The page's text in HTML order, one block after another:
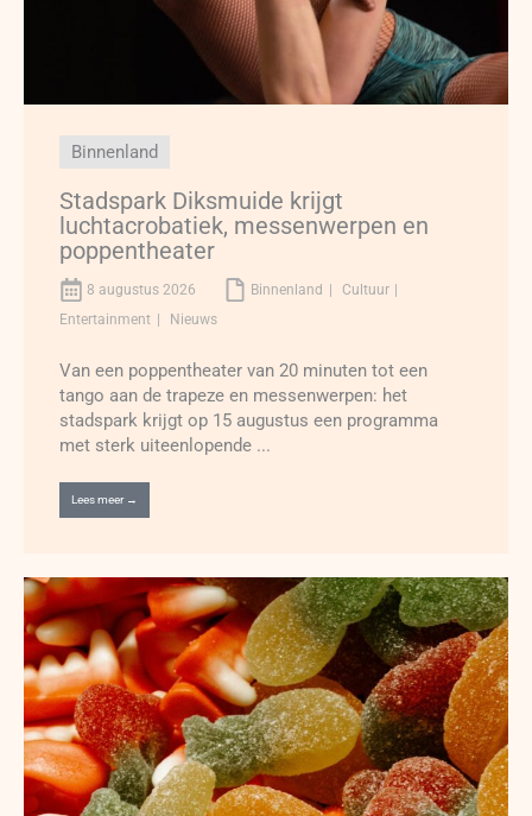
Binnenland
Stadspark Diksmuide krijgt
luchtacrobatiek, messenwerpen en
poppentheater
8 augustus 2026 Binnenland
Cultuur
Entertainment
Nieuws
Van een poppentheater van 20 minuten tot een
tango aan de trapeze en messenwerpen: het
stadspark krijgt op 15 augustus een programma
met sterk uiteenlopende ...
Lees meer →